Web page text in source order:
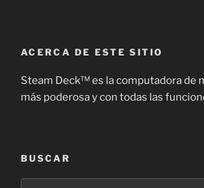
ACERCA DE ESTE SITIO
Steam Deck™ es la computadora de
más poderosa y con todas las
BUSCAR